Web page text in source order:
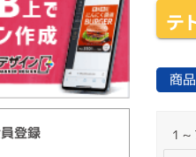
登録
テ
商
1 ~